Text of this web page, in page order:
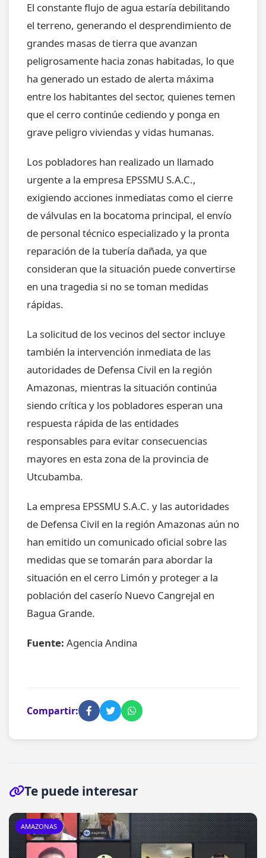
El constante flujo de agua estaría debilitando
el terreno, generando el desprendimiento de
grandes masas de tierra que avanzan
peligrosamente hacia zonas habitadas, lo que
ha generado un estado de alerta máxima
entre los habitantes del sector, quienes temen
que el cerro continúe cediendo y ponga en
grave peligro viviendas y vidas humanas.
Los pobladores han realizado un llamado
urgente a la empresa EPSSMU S.A.C.,
exigiendo acciones inmediatas como el cierre
de válvulas en la bocatoma principal, el envío
de personal técnico especializado y la pronta
reparación de la tubería dañada, ya que
consideran que la situación puede convertirse
en una tragedia si no se toman medidas
rápidas.
La solicitud de los vecinos del sector incluye
también la intervención inmediata de las
autoridades de Defensa Civil en la región
Amazonas, mientras la situación continúa
siendo crítica y los pobladores esperan una
respuesta rápida de las entidades
responsables para evitar consecuencias
mayores en esta zona de la provincia de
Utcubamba.
La empresa EPSSMU S.A.C. y las autoridades
de Defensa Civil en la región Amazonas aún no
han emitido un comunicado oficial sobre las
medidas que se tomarán para abordar la
situación en el cerro Limón y proteger a la
población del caserío Nuevo Cangrejal en
Bagua Grande.
Fuente: Agencia Andina
Compartir:
Te puede interesar
AMAZONAS